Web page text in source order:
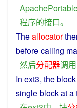
程序的接口。
Theallocator
beforecalling
然后分配器调用
In ext3, theblock
singleblockat a